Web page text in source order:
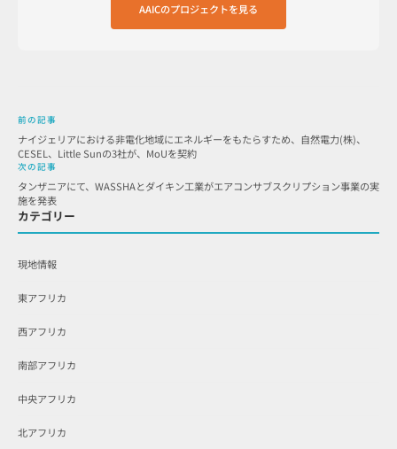
AAICのプロジェクトを見る
前の記事
ナイジェリアにおける非電化地域にエネルギーをもたらすため、自然電力(株)、
CESEL、Little Sunの3社が、MoUを契約
次の記事
タンザニアにて、WASSHAとダイキン工業がエアコンサブスクリプション事業の実
施を発表
カテゴリー
現地情報
東アフリカ
西アフリカ
南部アフリカ
中央アフリカ
北アフリカ